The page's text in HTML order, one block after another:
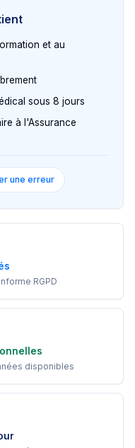
et au
sous 8 jours
à l'Assurance
une erreur
RGPD
disponibles